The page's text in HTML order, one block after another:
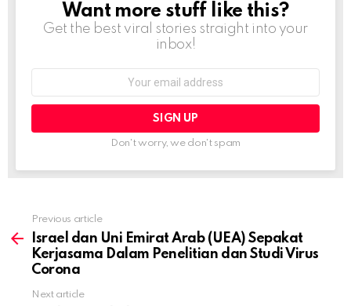
NEWSLETTER
Want more stuff like this?
Get the best viral stories straight into your
inbox!
Don't worry, we don't spam
more
Previous article
Israel dan Uni Emirat Arab (UEA) Sepakat
Kerjasama Dalam Penelitian dan Studi Virus
Corona
Next article